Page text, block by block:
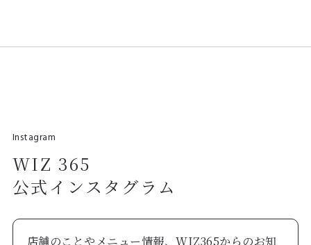
Instagram
WIZ 365
公式インスタグラム
店舗のことやメニュー情報、WIZ365からのお知